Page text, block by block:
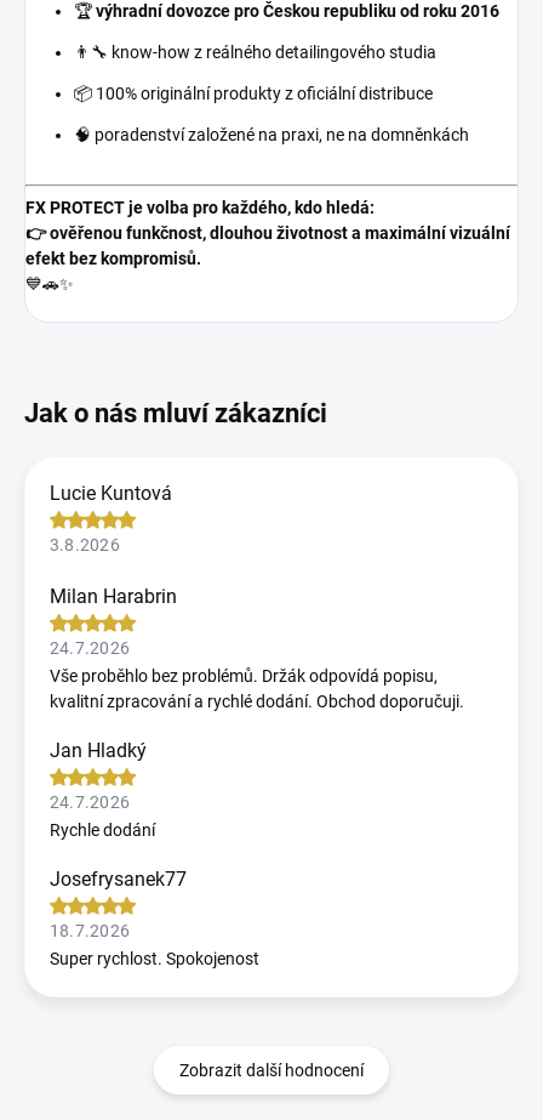
🏆výhradní dovozce pro Českou republiku od roku 2016
👨‍🔧 know-how z reálného detailingového studia
📦 100% originální produkty z oficiální distribuce
🧠 poradenství založené na praxi, ne na domněnkách
FX PROTECT je volba pro každého, kdo hledá:
👉 ověřenou funkčnost, dlouhou životnost a maximální vizuální
efekt bez kompromisů.
💙🚗✨
Lucie Kuntová
3.8.2026
Milan Harabrin
24.7.2026
Vše proběhlo bez problémů. Držák odpovídá popisu,
kvalitní zpracování a rychlé dodání. Obchod doporučuji.
Jan Hladký
24.7.2026
Rychle dodání
Josefrysanek77
18.7.2026
Super rychlost. Spokojenost
Zobrazit další hodnocení